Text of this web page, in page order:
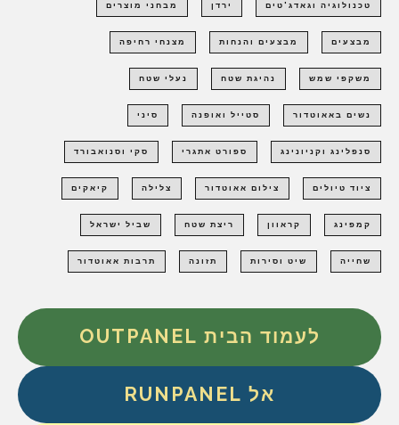
טכנולוגיה וגאדג'טים ירדן מבחני מוצרים
מבצעים מבצעים והנחות מצנחי רחיפה
משקפי שמש נהיגת שטח נעלי שטח
נשים באאוטדור סטייל ואופנה סיני
סנפלינג וקניונינג ספורט אתגרי סקי וסנואבורד
ציוד טיולים צילום אאוטדור צלילה קיאקים
קמפינג קראוון ריצת שטח שביל ישראל
שחייה שיט וסירות תזונה תרבות אאוטדור
לעמוד הבית OUTPANEL
אל RUNPANEL